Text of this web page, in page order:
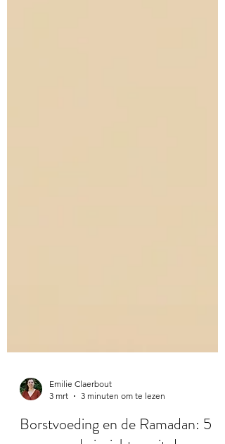
Emilie Claerbout
3 mrt
3 minuten om te lezen